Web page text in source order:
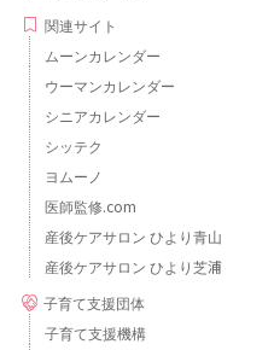
関連サイト
ムーンカレンダー
ウーマンカレンダー
シニアカレンダー
シッテク
ヨムーノ
医師監修.com
産後ケアサロン ひより青山
産後ケアサロン ひより芝浦
子育て支援団体
子育て支援機構